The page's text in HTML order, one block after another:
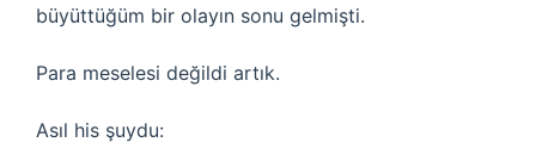
büyüttüğüm bir olayın sonu gelmişti.
Para meselesi değildi artık.
Asıl his şuydu: